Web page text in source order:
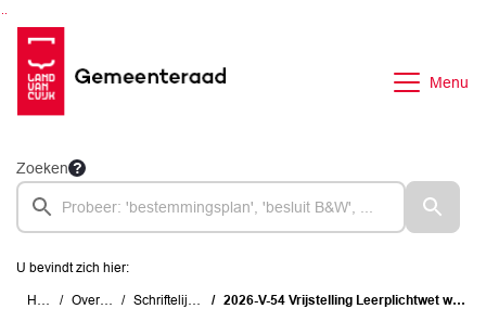
Menu
Zoeken
U bevindt zich hier:
Home Overzichten Schriftelijke vragen 2026-V-54 Vrijstelling Leerplichtwet wegens richtingsbezwaren